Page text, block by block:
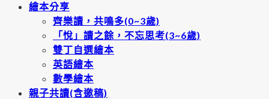
繪本分享
齊樂讀，共鳴多(0~3歲)
「悅」讀之餘，不忘思考(3~6歲)
雙丁自選繪本
英語繪本
數學繪本
親子共讀(含邀稿)